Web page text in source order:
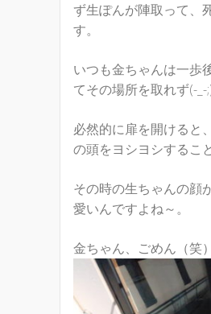
ず生ぽんが陣取って、
す。
いつも金ちゃんは一歩
てその場所を取れず(-_-
必然的に扉を開けると
の頭をヨシヨシすること
その時の生ちゃんの顔
愛いんですよね～。
金ちゃん、ごめん（笑）